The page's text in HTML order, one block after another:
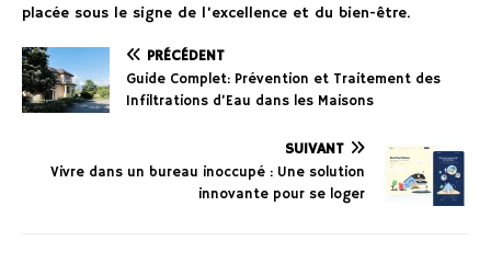
placée sous le signe de l’excellence et du bien-être.
PRÉCÉDENT
Guide Complet: Prévention et Traitement des
Infiltrations d’Eau dans les Maisons
SUIVANT
Vivre dans un bureau inoccupé : Une solution
innovante pour se loger